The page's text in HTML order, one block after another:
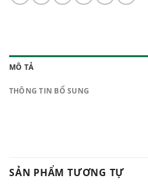
MÔ TẢ
THÔNG TIN BỔ SUNG
SẢN PHẨM TƯƠNG TỰ